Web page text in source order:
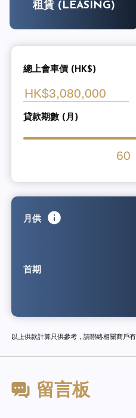
租賃 (LEASING)
總上會車價 (HK$)
貸款期數 (月)
60
月供
首期
以上供款計算只供參考，請聯絡相關商戶有
留言板